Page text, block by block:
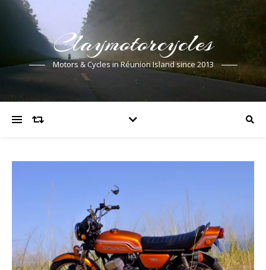
Claymotorcycles
Motors & Cycles in Réunion Island since 2013